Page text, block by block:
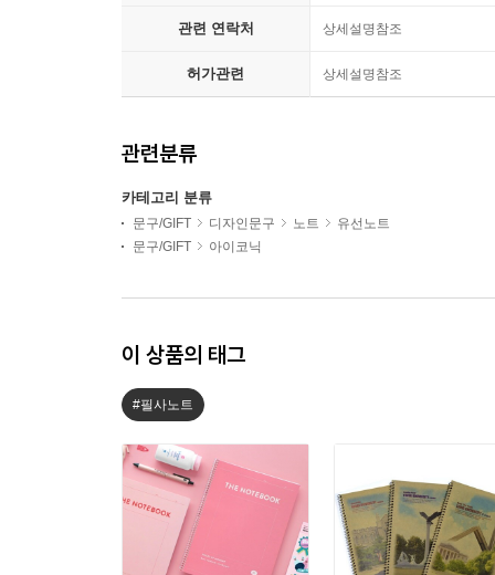
관련 연락처 상세설명참조
허가관련 상세설명참조
관련분류
카테고리 분류
문구/GIFT 디자인문구 노트
유선노트
문구/GIFT
아이코닉
이 상품의 태그
#필사노트